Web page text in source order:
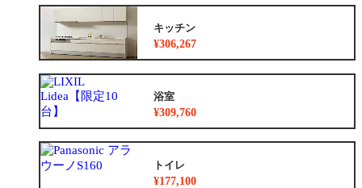
キッチン
¥306,267
浴室
¥309,760
トイレ
¥177,100